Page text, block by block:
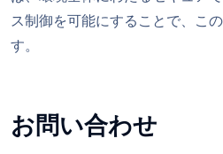
ス制御を可能にすることで、こ
す。
お問い合わせ